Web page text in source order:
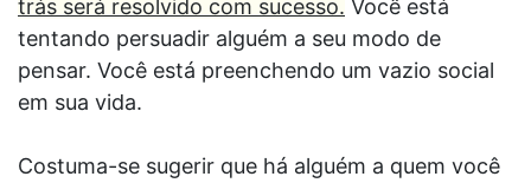
trás será resolvido com sucesso. Você está
tentando persuadir alguém a seu modo de
pensar. Você está preenchendo um vazio social
em sua vida.
Costuma-se sugerir que há alguém a quem você